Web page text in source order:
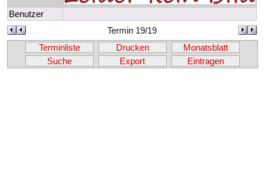
Benutzer
Termin 19/19
Terminliste
Drucken
Monatsblatt
Suche
Export Eintragen